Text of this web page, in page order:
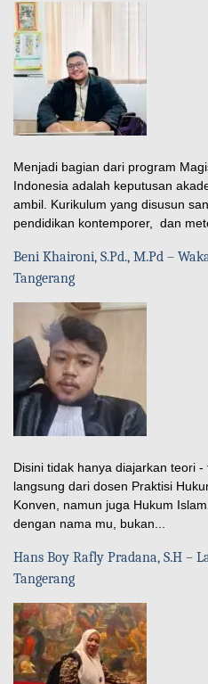
Menjadi bagian dari program
Indonesia adalah keputusan
ambil. Kurikulum yang disusun
pendidikan kontemporer, dan
Beni Khaironi, S.Pd., M.Pd –
Tangerang
Disini tidak hanya diajarkan teori
langsung dari dosen Praktisi
Konven, namun juga Hukum
dengan nama mu, bukan...
Hans Boy Rafly Pradana, S.H –
Tangerang